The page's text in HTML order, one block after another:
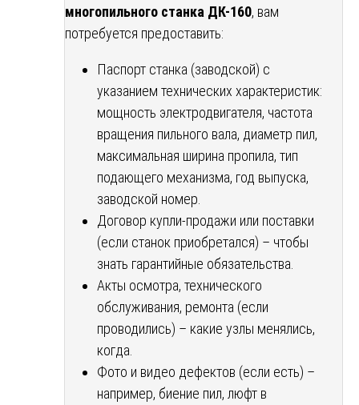
многопильного станка ДК-160, вам
потребуется предоставить:
Паспорт станка (заводской) с
указанием технических характеристик:
мощность электродвигателя, частота
вращения пильного вала, диаметр пил,
максимальная ширина пропила, тип
подающего механизма, год выпуска,
заводской номер.
Договор купли-продажи или поставки
(если станок приобретался) – чтобы
знать гарантийные обязательства.
Акты осмотра, технического
обслуживания, ремонта (если
проводились) – какие узлы менялись,
когда.
Фото и видео дефектов (если есть) –
например, биение пил, люфт в